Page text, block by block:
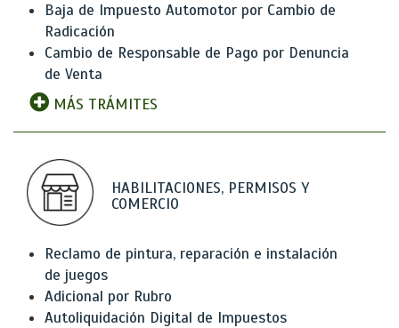
Baja de Impuesto Automotor por Cambio de
Radicación
Cambio de Responsable de Pago por Denuncia
de Venta
MÁS TRÁMITES
HABILITACIONES, PERMISOS Y
COMERCIO
Reclamo de pintura, reparación e instalación
de juegos
Adicional por Rubro
Autoliquidación Digital de Impuestos